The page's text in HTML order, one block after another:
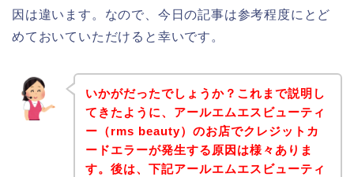
因は違います。なので、今日の記事は参考程度にとど
めておいていただけると幸いです。
いかがだったでしょうか？これまで説明し
てきたように、アールエムエスビューティ
ー（rms beauty）のお店でクレジットカ
ードエラーが発生する原因は様々ありま
す。後は、下記アールエムエスビューティ